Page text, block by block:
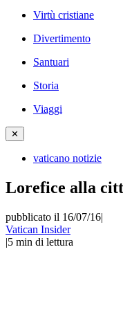
Virtù cristiane
Divertimento
Santuari
Storia
Viaggi
✕
vaticano notizie
Lorefice alla
pubblicato il 16/07/16|
Vatican Insider
|5 min di lettura